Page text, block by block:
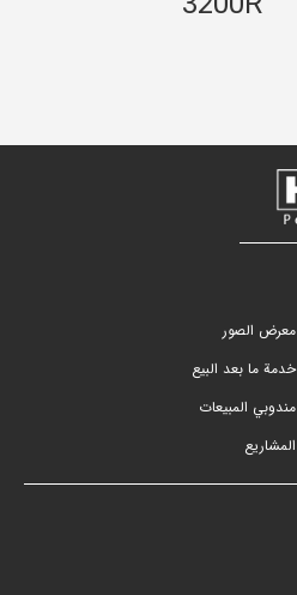
معرض الصور
خدمة ما بعد البيع
مندوبي المبيعات
المشاريع